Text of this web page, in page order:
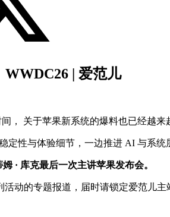
| 爱范儿
， 关于苹果新系统的爆料也已经越
性与体验细节，一边推进 AI 与系统
· 库克最后一次主讲苹果发布会。
动的专题报道，届时请锁定爱范儿